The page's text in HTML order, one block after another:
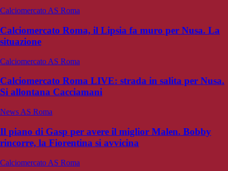
Calciomercato AS Roma
Calciomercato Roma, il Lipsia fa muro per Nusa. La
situazione
Calciomercato AS Roma
Calciomercato Roma LIVE: strada in salita per Nusa.
Si allontana Cacciamani
News AS Roma
Il piano di Gasp per avere il miglior Malen. Bobby
rincorre, la Fiorentina si avvicina
Calciomercato AS Roma